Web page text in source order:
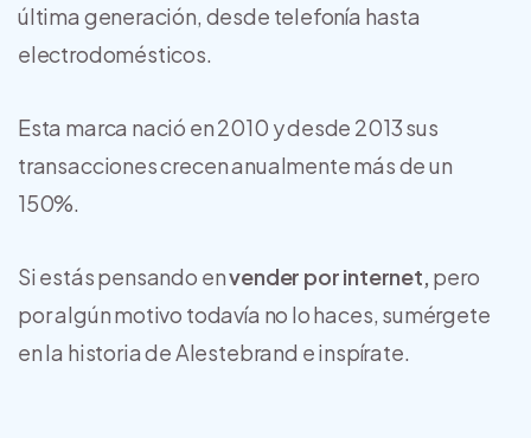
última generación, desde telefonía hasta
electrodomésticos.
Esta marca nació en 2010 y desde 2013 sus
transacciones crecen anualmente más de un
150%.
Si estás pensando envender por internet, pero
por algún motivo todavía no lo haces, sumérgete
en la historia de Alestebrand e inspírate.